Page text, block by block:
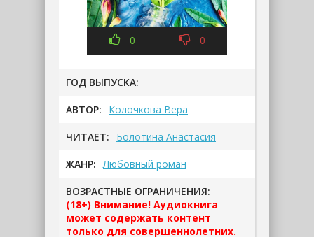
0 0
ГОД ВЫПУСКА:
АВТОР: Колочкова Вера
ЧИТАЕТ: Болотина Анастасия
ЖАНР: Любовный роман
ВОЗРАСТНЫЕ ОГРАНИЧЕНИЯ:
(18+) Внимание! Аудиокнига
может содержать контент
только для совершеннолетних.